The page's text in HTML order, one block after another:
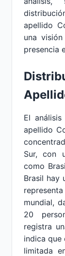
apellido
una
presencia
El
apellido
Sur, con
como
Brasil hay
mundial,
20
registra
indica que
limitada